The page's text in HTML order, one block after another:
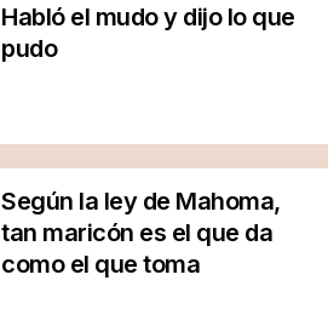
Habló el mudo y dijo lo que
pudo
Según la ley de Mahoma,
tan maricón es el que da
como el que toma